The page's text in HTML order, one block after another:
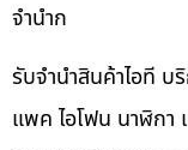
จำนำก
รับจำนำสินค้าไอที บ
แพค ไอโฟน นาฬิกา